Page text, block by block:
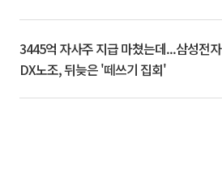
3445억 자사주 지급 마쳤는데...삼성전자
DX노조, 뒤늦은 '떼쓰기 집회'